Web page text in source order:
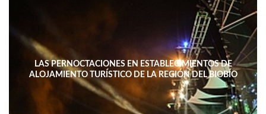
LAS PERNOCTACIONES EN ESTABLECIMIENTOS DE
ALOJAMIENTO TURÍSTICO DE LA REGIÓN DEL BIOBÍO
DISMINUYERON 15,4% INTERANUAL